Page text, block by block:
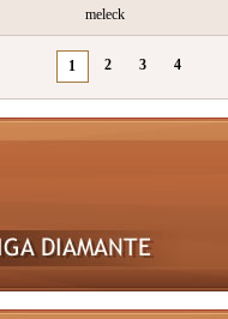
meleck
1 2 3 4